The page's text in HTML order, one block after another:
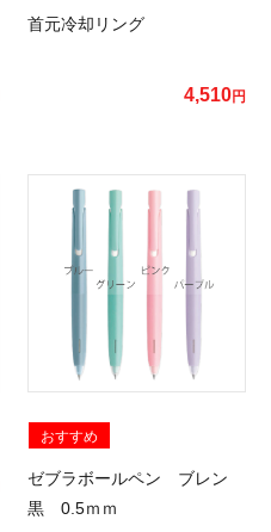
首元冷却リング
4,510円
おすすめ
ゼブラボールペン ブレン
黒 0.5ｍｍ